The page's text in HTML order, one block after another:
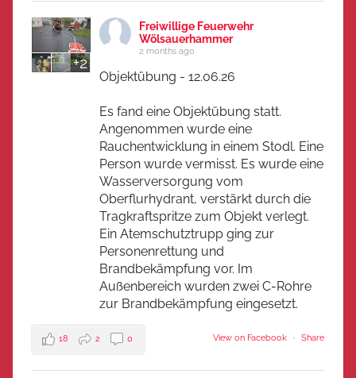
Freiwillige Feuerwehr
Wölsauerhammer
2 months ago
Objektübung - 12.06.26
Es fand eine Objektübung statt.
Angenommen wurde eine
Rauchentwicklung in einem Stodl. Eine
Person wurde vermisst. Es wurde eine
Wasserversorgung vom
Oberflurhydrant, verstärkt durch die
Tragkraftspritze zum Objekt verlegt.
Ein Atemschutztrupp ging zur
Personenrettung und
Brandbekämpfung vor. Im
Außenbereich wurden zwei C-Rohre
zur Brandbekämpfung eingesetzt.
+2
View on Facebook · Share
18 2 0